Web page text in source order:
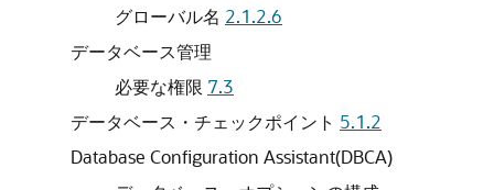
グローバル名 2.1.2.6
データベース管理
必要な権限 7.3
データベース・チェックポイント 5.1.2
Database Configuration Assistant(DBCA)